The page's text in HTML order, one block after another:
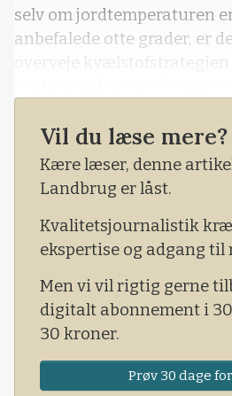
selv om jordtemperaturen
anbefalede otte grader, er
overveje kvælstofstrategien
De kolde og blæsende
at se på, om man ramte for
lige på.
Vil du læse mere?
Kære læser, denne
Landbrug er låst.
Kvalitetsjournalistik
ekspertise og adgang til
Men vi vil rigtig gerne
digitalt abonnement i
30 kroner.
Prøv 30 dage